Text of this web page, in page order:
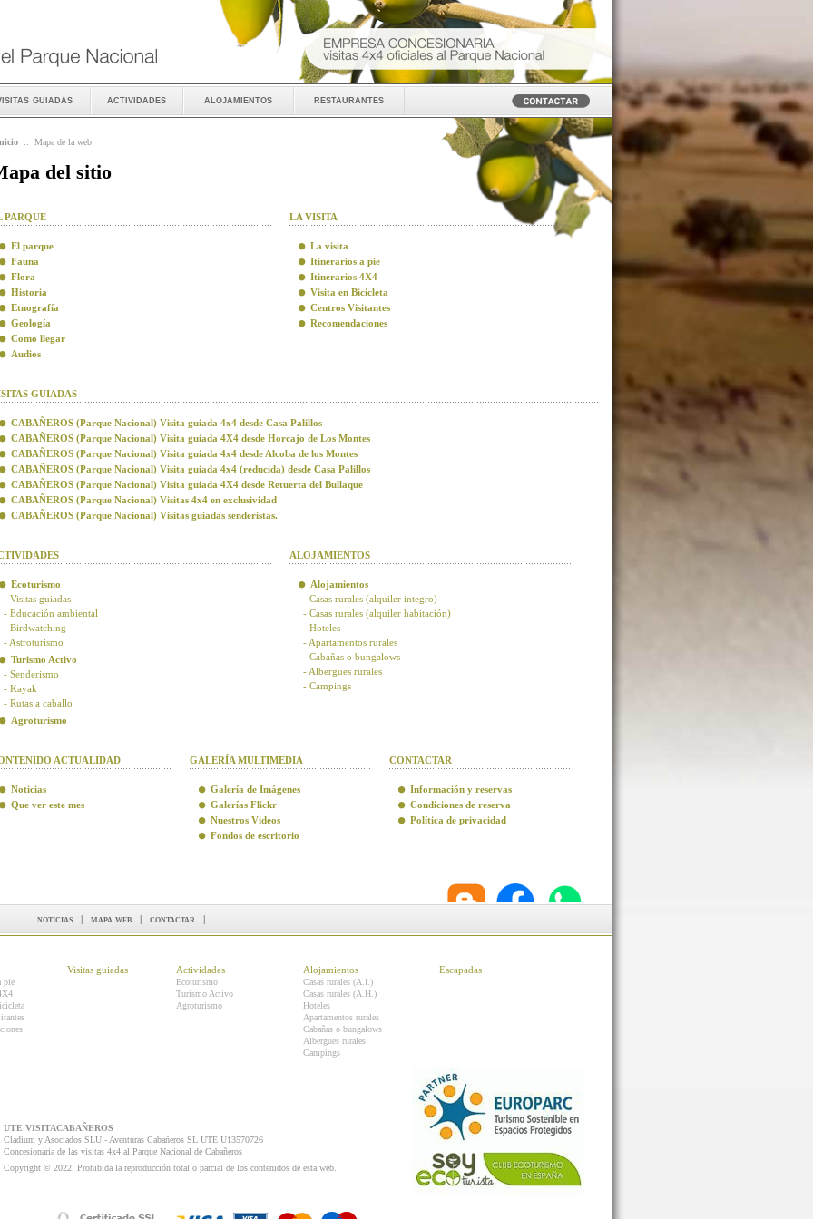
guiadas actividades alojamientos restaurantes
:: Mapa de la web
del sitio
PARQUE
El parque
Fauna
Flora
Historia
Etnografía
Geología
Como llegar
Audios
LA VISITA
La visita
Itinerarios a pie
Itinerarios 4X4
Visita en Bicicleta
Centros Visitantes
Recomendaciones
GUIADAS
CABAÑEROS (Parque Nacional) Visita guiada 4x4 desde Casa Palillos
CABAÑEROS (Parque Nacional) Visita guiada 4X4 desde Horcajo de Los Montes
CABAÑEROS (Parque Nacional) Visita guiada 4x4 desde Alcoba de los Montes
CABAÑEROS (Parque Nacional) Visita guiada 4x4 (reducida) desde Casa Palillos
CABAÑEROS (Parque Nacional) Visita guiada 4X4 desde Retuerta del Bullaque
CABAÑEROS (Parque Nacional) Visitas 4x4 en exclusividad
CABAÑEROS (Parque Nacional) Visitas guiadas senderistas.
Ecoturismo
- Visitas guiadas
- Educación ambiental
- Birdwatching
- Astroturismo
Turismo Activo
- Senderismo
- Kayak
- Rutas a caballo
Agroturismo
ALOJAMIENTOS
Alojamientos
- Casas rurales (alquiler integro)
- Casas rurales (alquiler habitación)
- Hoteles
- Apartamentos rurales
- Cabañas o bungalows
- Albergues rurales
- Campings
ACTUALIDAD
Noticias
Que ver este mes
GALERÍA MULTIMEDIA
Galería de Imágenes
Galerías Flickr
Nuestros Videos
Fondos de escritorio
CONTACTAR
Información y reservas
Condiciones de reserva
Política de privacidad
noticias | mapa web | contactar |
pie
Visitas guiadas Actividades
Ecoturismo
Turismo Activo
Agroturismo
Alojamientos
Casas rurales (A.I.)
Casas rurales (A.H.)
Hoteles
Apartamentos rurales
Cabañas o bungalows
Albergues rurales
Campings
Escapadas
UTE VISITACABAÑEROS
Cladium y Asociados SLU - Aventuras Cabañeros SL UTE U13570726
Concesionaria de las visitas 4x4 al Parque Nacional de Cabañeros
Copyright © 2022. Prohibida la reproducción total o parcial de los contenidos de esta web.